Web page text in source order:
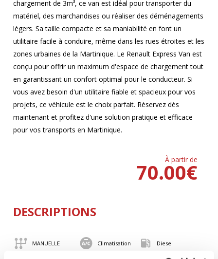
chargement de 3m³, ce van est idéal pour transporter du
matériel, des marchandises ou réaliser des déménagements
légers. Sa taille compacte et sa maniabilité en font un
utilitaire facile à conduire, même dans les rues étroites et les
zones urbaines de la Martinique. Le Renault Express Van est
conçu pour offrir un maximum d'espace de chargement tout
en garantissant un confort optimal pour le conducteur. Si
vous avez besoin d'un utilitaire fiable et spacieux pour vos
projets, ce véhicule est le choix parfait. Réservez dès
maintenant et profitez d'une solution pratique et efficace
pour vos transports en Martinique.
À partir de
€
70.00
DESCRIPTIONS
MANUELLE Climatisation Diesel